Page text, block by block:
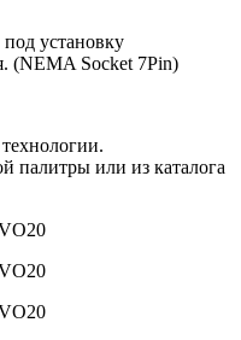
установку
(NEMA Socket 7Pin)
палитры или из каталога